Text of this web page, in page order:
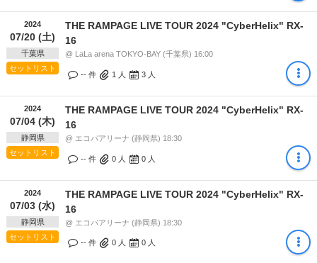
2024
07/20 (土)
千葉県
セットリスト
THE RAMPAGE LIVE TOUR 2024 "CyberHelix" RX-
16
@ LaLa arena TOKYO-BAY (千葉県) 16:00
-- 件 1 人 3 人
2024
07/04 (木)
静岡県
セットリスト
THE RAMPAGE LIVE TOUR 2024 "CyberHelix" RX-
16
@ エコパアリーナ (静岡県) 18:30
-- 件 0 人 0 人
2024
07/03 (水)
静岡県
セットリスト
THE RAMPAGE LIVE TOUR 2024 "CyberHelix" RX-
16
@ エコパアリーナ (静岡県) 18:30
-- 件 0 人 0 人